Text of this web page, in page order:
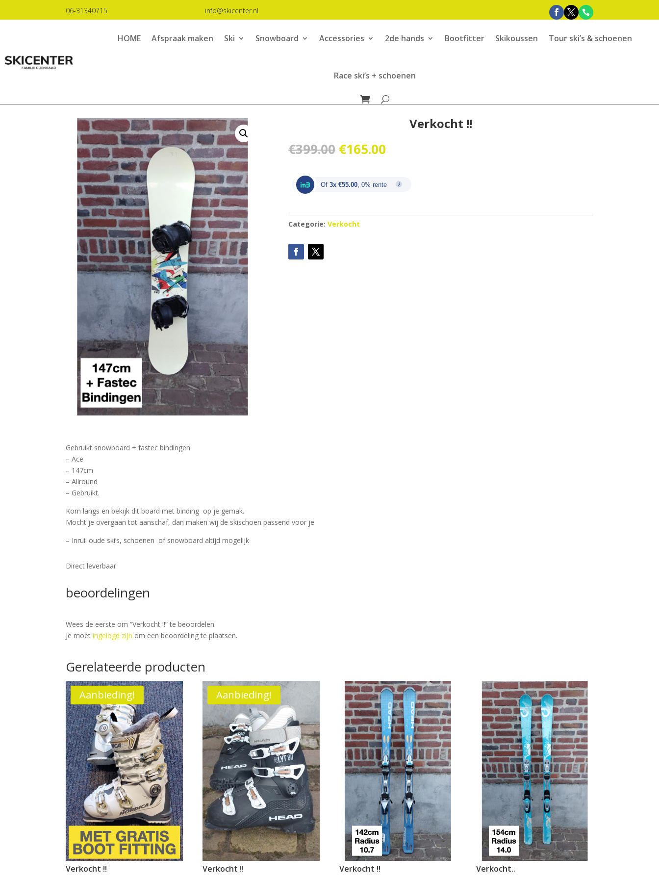
06-31340715 info@skicenter.nl
HOME Afspraak maken Ski Snowboard Accessories 2de hands Bootfitter Skikoussen Tour ski’s & schoenen
Race ski’s + schoenen
Verkocht !!
€399.00 Oorspronkelijke
prijs
€399.00.
€165.00
€165.00.
Of3x €55.00, 0% rente
Categorie:Verkocht
Gebruikt snowboard + fastec bindingen
– Ace
– 147cm
– Allround
– Gebruikt.
Kom langs en bekijk dit board met binding op je gemak.
Mocht je overgaan tot aanschaf, dan maken wij de skischoen passend voor je
– Inruil oude ski’s, schoenen of snowboard altijd mogelijk
Direct leverbaar
beoordelingen
Wees de eerste om “Verkocht !!” te beoordelen
Je moetingelogd zijn om een beoordeling te plaatsen.
Gerelateerde producten
Aanbieding!
Verkocht !!
Aanbieding!
Verkocht !! Verkocht !! Verkocht..